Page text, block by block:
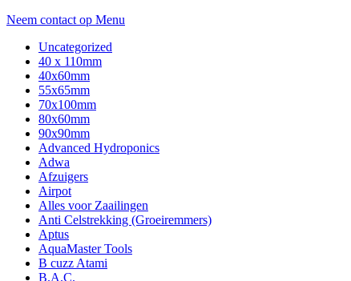
Neem contact op Menu
Uncategorized
40 x 110mm
40x60mm
55x65mm
70x100mm
80x60mm
90x90mm
Advanced Hydroponics
Adwa
Afzuigers
Airpot
Alles voor Zaailingen
Anti Celstrekking (Groeiremmers)
Aptus
AquaMaster Tools
B cuzz Atami
B.A.C.